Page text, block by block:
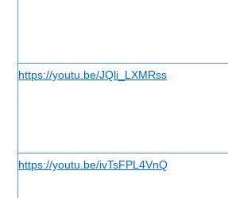
https://youtu.be/JQli_LXMRss
https://youtu.be/ivTsFPL4VnQ